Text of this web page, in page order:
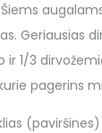
Geriausias
1/3
pagerins